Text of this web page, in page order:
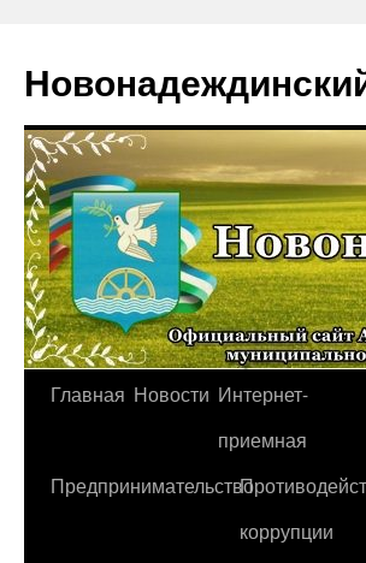
Перейти
содержимому
Главная Новости Интернет-
приемная
Предпринимательство
коррупции